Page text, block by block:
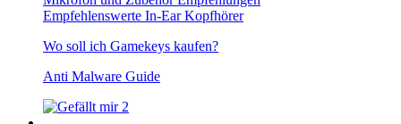
Empfehlenswerte In-Ear Kopfhörer
Wo soll ich Gamekeys kaufen?
Anti Malware Guide
2